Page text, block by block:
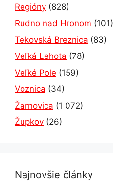
Regióny (828)
Rudno nad Hronom (101)
Tekovská Breznica (83)
Veľká Lehota (78)
Veľké Pole (159)
Voznica (34)
Žarnovica (1 072)
Župkov (26)
Najnovšie články